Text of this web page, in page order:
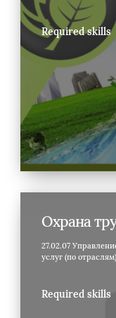
Required skills
Охрана
27.02.07
услуг (по отраслям)
Required skills